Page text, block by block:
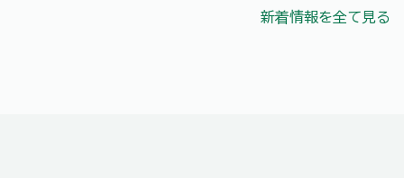
新着情報を全て見る